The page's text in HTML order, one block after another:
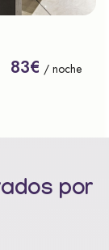
83€ / noche
por